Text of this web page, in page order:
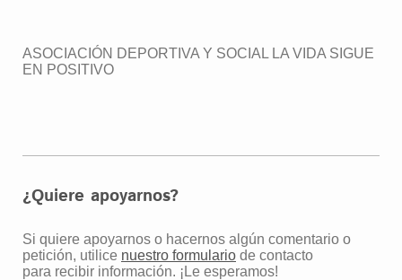
ASOCIACIÓN DEPORTIVA Y SOCIAL LA VIDA SIGUE
EN POSITIVO
¿Quiere apoyarnos?
Si quiere apoyarnos o hacernos algún comentario o
petición, utilice nuestro formulario de contacto
para recibir información. ¡Le esperamos!